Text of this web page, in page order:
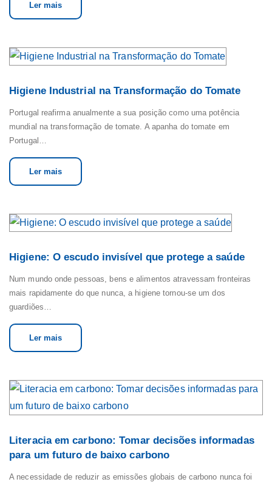
Ler mais
Higiene Industrial na Transformação do Tomate
Portugal reafirma anualmente a sua posição como uma potência
mundial na transformação de tomate. A apanha do tomate em
Portugal…
Ler mais
Higiene: O escudo invisível que protege a saúde
Num mundo onde pessoas, bens e alimentos atravessam fronteiras
mais rapidamente do que nunca, a higiene tornou-se um dos
guardiões…
Ler mais
Literacia em carbono: Tomar decisões informadas
para um futuro de baixo carbono
A necessidade de reduzir as emissões globais de carbono nunca foi